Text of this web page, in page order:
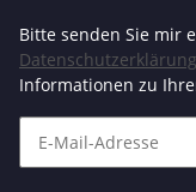
Bitte senden Sie mir
Datenschutzerklärung
Informationen zu